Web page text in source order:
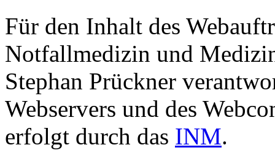
Für den Inhalt des
Notfallmedizin und
Stephan Prückner
Webservers und des
erfolgt durch das INM.